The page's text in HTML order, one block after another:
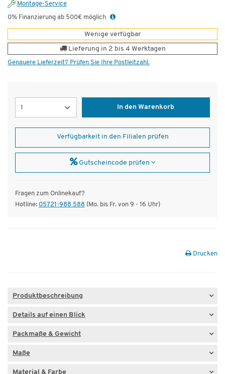
Montage-Service
0% Finanzierung ab 500€ möglich
Wenige verfügbar
Lieferung in 2 bis 4 Werktagen
Genauere Lieferzeit? Prüfen Sie Ihre Postleitzahl.
In den Warenkorb
Verfügbarkeit in den Filialen prüfen
Gutscheincode prüfen
Fragen zum Onlinekauf?
Hotline: 05721-988 588 (Mo. bis Fr. von 9 - 16 Uhr)
Drucken
Produktbeschreibung
Details auf einen Blick
Packmaße & Gewicht
Maße
Material & Farbe